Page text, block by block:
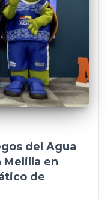
del Agua
Melilla en
de